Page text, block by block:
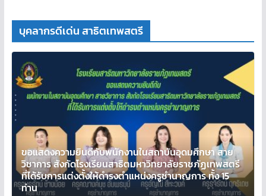
บุคลากรดีเด่น สาธิตเทพสตรี
ขอแสดงความยินดีกับพนักงานในสถาบันอุดมศึกษา สาย
วิชาการ สังกัดโรงเรียนสาธิตมหาวิทยาลัยราชภัฏเทพสตรี
ที่ได้รับการแต่งตั้งให้ดำรงตำแหน่งครูชำนาญการ ทั้ง 15
ท่าน